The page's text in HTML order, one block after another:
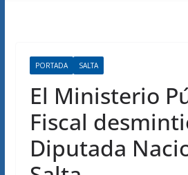
PORTADA SALTA
El Ministerio
Fiscal
Diputada